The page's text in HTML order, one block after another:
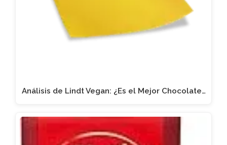
Análisis de Lindt Vegan: ¿Es el Mejor Chocolate…